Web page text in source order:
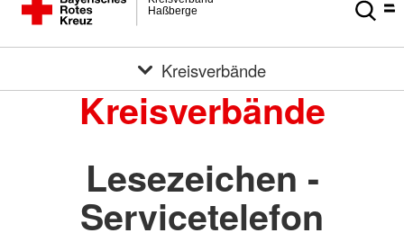
Haßberge
Kreisverbände
Kreisverbände
Lesezeichen -
Servicetelefon